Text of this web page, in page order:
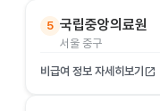
5 국립중앙의료원
서울 중구
비급여 정보 자세히보기 open_in_new